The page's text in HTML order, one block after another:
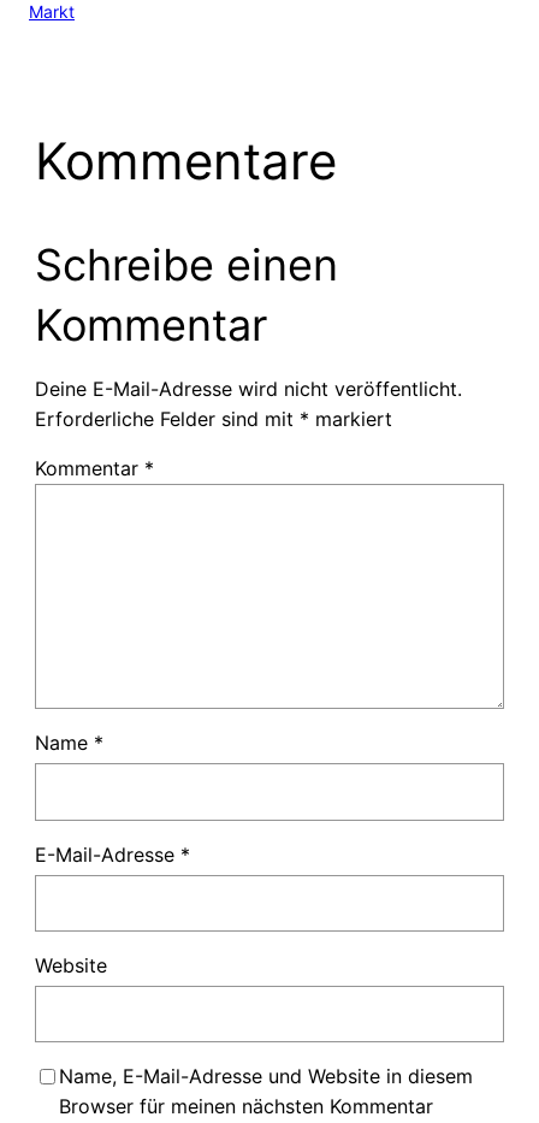
Markt
Kommentare
Schreibe einen
Kommentar
Deine E-Mail-Adresse wird nicht veröffentlicht.
Erforderliche Felder sind mit * markiert
Kommentar *
Name *
E-Mail-Adresse *
Website
Name, E-Mail-Adresse und Website in diesem
Browser für meinen nächsten Kommentar